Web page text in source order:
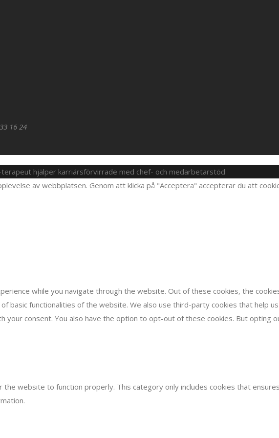
16 24
hjälper karriärsförvirrade med chef- och medarbetarstöd
av webbplatsen. Genom att klicka på "Acceptera" accepterar du att
while you navigate through the website. Out of these cookies, the
basic functionalities of the website. We also use third-party cookies that help
your consent. You also have the option to opt-out of these cookies. But opting
website to function properly. This category only includes cookies that